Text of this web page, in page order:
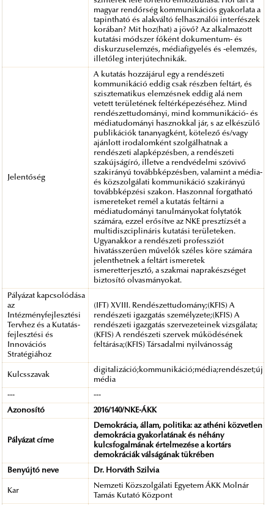
magyar rendőrség kommunikációs gyakorlata a
tapintható és alakváltó felhasználói interfészek
korában? Mit hoz(hat) a jövő? Az alkalmazott
kutatási módszer főként dokumentum- és
diskurzuselemzés, médiafigyelés és -elemzés,
illetőleg interjútechnikák.
Jelentőség
A kutatás hozzájárul egy a rendészeti
kommunikáció eddig csak részben feltárt, és
szisztematikus elemzésnek eddig alá nem
vetett területének feltérképezéséhez. Mind
rendészettudományi, mind kommunikáció- és
médiatudományi hasznokkal jár, s az elkészülő
publikációk tananyagként, kötelező és/vagy
ajánlott irodalomként szolgálhatnak a
rendészeti alapképzésben, a rendészeti
szakújságíró, illetve a rendvédelmi szóvivő
szakirányú továbbképzésben, valamint a média-
és közszolgálati kommunikáció szakirányú
továbbképzési szakon. Haszonnal forgatható
ismereteket remél a kutatás feltárni a
médiatudományi tanulmányokat folytatók
számára, ezzel erősítve az NKE presztízsét a
multidiszciplináris kutatási területeken.
Ugyanakkor a rendészeti professziót
hivatásszerűen művelők széles köre számára
jelenthetnek a feltárt ismeretek
ismeretterjesztő, a szakmai naprakészséget
biztosító olvasmányokat.
Pályázat kapcsolódása
az
Intézményfejlesztési
Tervhez és a Kutatás-
fejlesztési és
Innovációs
Stratégiához
(IFT) XVIII. Rendészettudomány;(KFIS) A
rendészeti igazgatás személyzete;(KFIS) A
rendészeti igazgatás szervezeteinek vizsgálata;
(KFIS) A rendészeti szervek működésének
feltárása;(KFIS) Társadalmi nyilvánosság
Kulcsszavak
digitalizáció;kommunikáció;média;rendészet;új
média
--- ---
Azonosító 2016/140/NKE-ÁKK
Pályázat címe
Demokrácia, állam, politika: az athéni közvetlen
demokrácia gyakorlatának és néhány
kulcsfogalmának értelmezése a kortárs
demokráciák válságának tükrében
Benyújtó neve Dr. Horváth Szilvia
Kar
Nemzeti Közszolgálati Egyetem ÁKK Molnár
Tamás Kutató Központ